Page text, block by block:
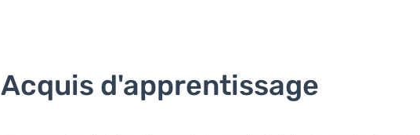
Acquis d'apprentissage